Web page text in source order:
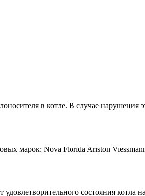
в котле. В случае нарушения
марок: Nova Florida Ariston
состояния котла